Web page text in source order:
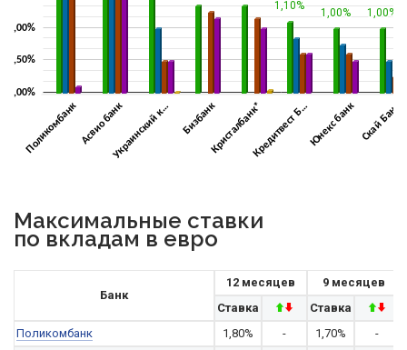
Максимальные ставки
по вкладам в евро
Банк
12 месяцев
9 месяцев
Ставка
Ставка
Поликомбанк
1,80% - 1,70% -